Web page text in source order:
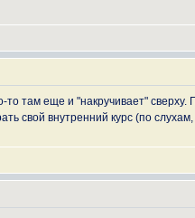
там еще и "накручивает" сверху.
свой внутренний курс (по